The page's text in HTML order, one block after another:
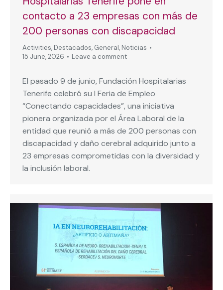
contacto a 23 empresas con más de
200 personas con discapacidad
Activities, Destacados, General, Noticias
15 June, 2026
Leave a comment
El pasado 9 de junio, Fundación Hospitalarias
Tenerife celebró su I Feria de Empleo
“Conectando capacidades”, una iniciativa
pionera organizada por el Área Laboral de la
entidad que reunió a más de 200 personas con
discapacidad y daño cerebral adquirido junto a
23 empresas comprometidas con la diversidad y
la inclusión laboral.